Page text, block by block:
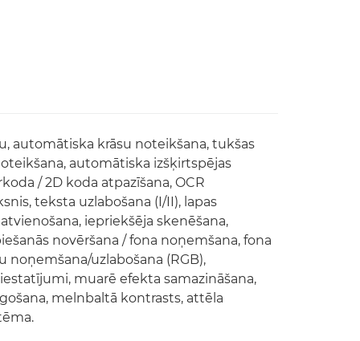
automātiska krāsu noteikšana, tukšas
automātiska izšķirtspējas
/ 2D koda atpazīšana, OCR
teksta uzlabošana (I/II), lapas
iepriekšēja skenēšana,
novēršana / fona noņemšana, fona
noņemšana/uzlabošana (RGB),
muarē efekta samazināšana,
melnbaltā kontrasts, attēla